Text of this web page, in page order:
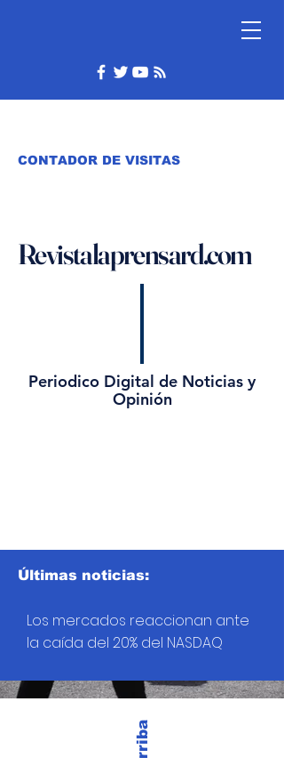
CONTADOR DE VISITAS
Revistalaprensard.com
Periodico Digital de Noticias y
Opinión
Últimas noticias:
Los mercados reaccionan ante
la caída del 20% del NASDAQ